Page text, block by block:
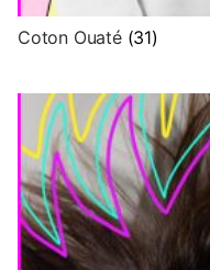
Coton Ouaté (31)